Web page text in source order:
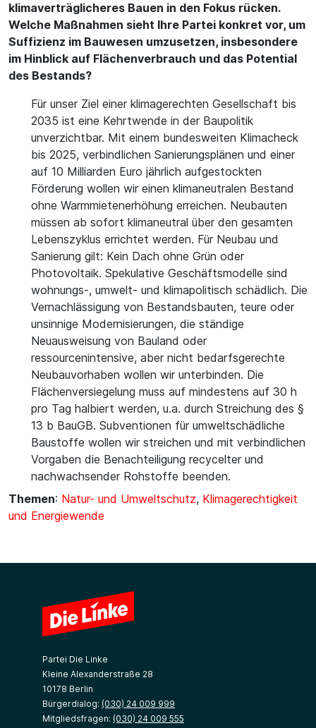
klimaverträglicheres Bauen in den Fokus rücken.
Welche Maßnahmen sieht Ihre Partei konkret vor, um
Suffizienz im Bauwesen umzusetzen, insbesondere
im Hinblick auf Flächenverbrauch und das Potential
des Bestands?
Für unser Ziel einer klimagerechten Gesellschaft bis
2035 ist eine Kehrtwende in der Baupolitik
unverzichtbar. Mit einem bundesweiten Klimacheck
bis 2025, verbindlichen Sanierungsplänen und einer
auf 10 Milliarden Euro jährlich aufgestockten
Förderung wollen wir einen klimaneutralen Bestand
ohne Warmmietenerhöhung erreichen. Neubauten
müssen ab sofort klimaneutral über den gesamten
Lebenszyklus errichtet werden. Für Neubau und
Sanierung gilt: Kein Dach ohne Grün oder
Photovoltaik. Spekulative Geschäftsmodelle sind
wohnungs-, umwelt- und klimapolitisch schädlich. Die
Vernachlässigung von Bestandsbauten, teure oder
unsinnige Modernisierungen, die ständige
Neuausweisung von Bauland oder
ressourcenintensive, aber nicht bedarfsgerechte
Neubauvorhaben wollen wir unterbinden. Die
Flächenversiegelung muss auf mindestens auf 30 h
pro Tag halbiert werden, u.a. durch Streichung des §
13 b BauGB. Subventionen für umweltschädliche
Baustoffe wollen wir streichen und mit verbindlichen
Vorgaben die Benachteiligung recycelter und
nachwachsender Rohstoffe beenden.
Themen: Natur- und Umweltschutz, Klimagerechtigkeit
und Energiewende
Partei Die Linke
Kleine Alexanderstraße 28
10178 Berlin
Bürgerdialog: (030) 24 009 999
Mitgliedsfragen: (030) 24 009 555